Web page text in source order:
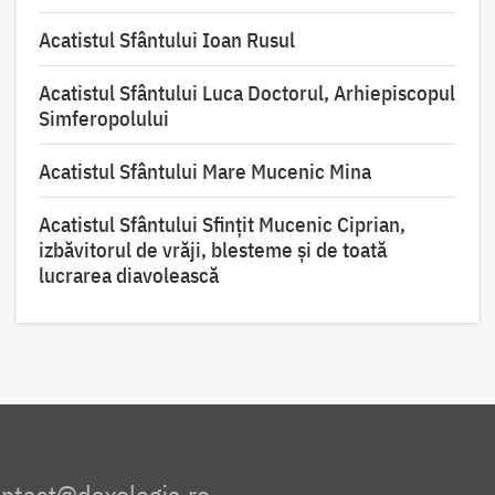
Acatistul Sfântului Ioan Rusul
Acatistul Sfântului Luca Doctorul, Arhiepiscopul
Simferopolului
Acatistul Sfântului Mare Mucenic Mina
Acatistul Sfântului Sfințit Mucenic Ciprian,
izbăvitorul de vrăji, blesteme și de toată
lucrarea diavolească